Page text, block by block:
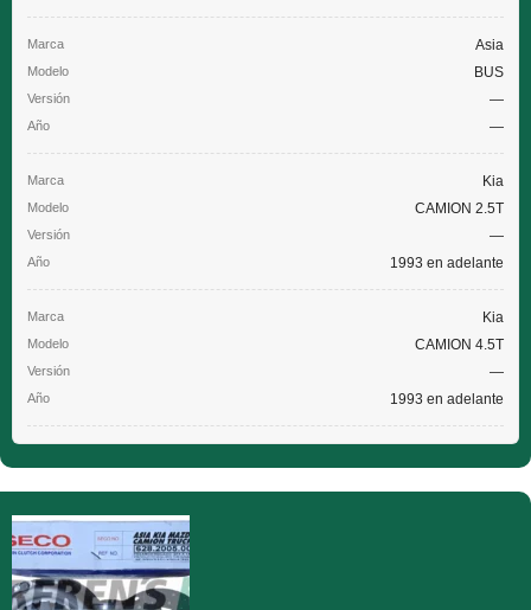
Asia
BUS
—
—
Kia
CAMION 2.5T
—
1993 en adelante
Kia
CAMION 4.5T
—
1993 en adelante